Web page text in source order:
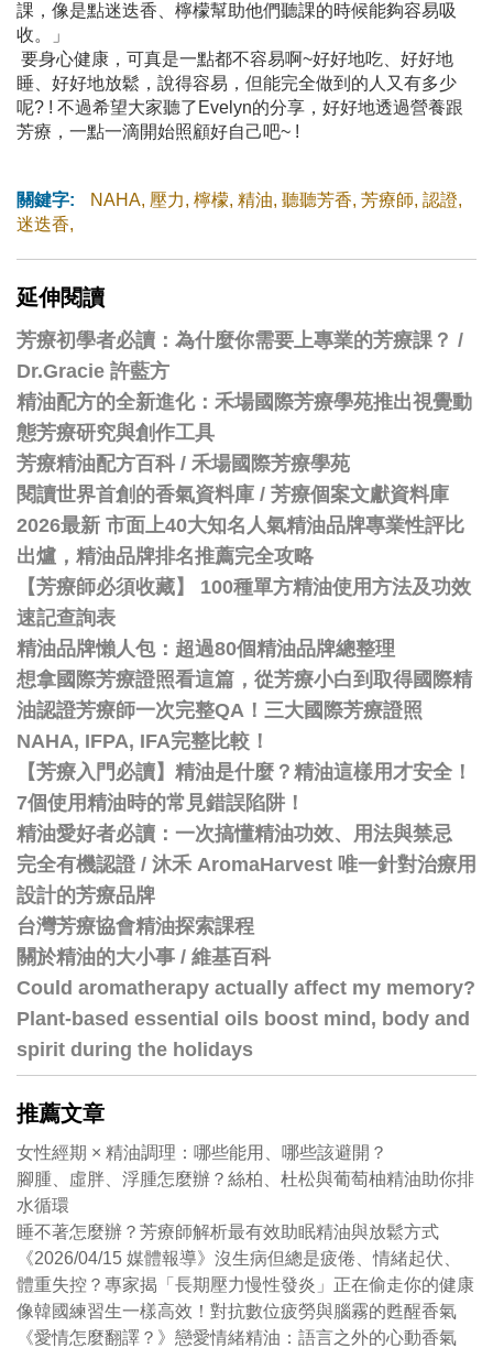
課，像是點迷迭香、檸檬幫助他們聽課的時候能夠容易吸
收。」
要身心健康，可真是一點都不容易啊~好好地吃、好好地
睡、好好地放鬆，說得容易，但能完全做到的人又有多少
呢? ! 不過希望大家聽了Evelyn的分享，好好地透過營養跟
芳療，一點一滴開始照顧好自己吧~ !
關鍵字: NAHA, 壓力, 檸檬, 精油, 聽聽芳香, 芳療師, 認證,
迷迭香,
延伸閱讀
芳療初學者必讀：為什麼你需要上專業的芳療課？ /
Dr.Gracie 許藍方
精油配方的全新進化：禾場國際芳療學苑推出視覺動
態芳療研究與創作工具
芳療精油配方百科 / 禾場國際芳療學苑
閱讀世界首創的香氣資料庫 / 芳療個案文獻資料庫
2026最新 市面上40大知名人氣精油品牌專業性評比
出爐，精油品牌排名推薦完全攻略
【芳療師必須收藏】 100種單方精油使用方法及功效
速記查詢表
精油品牌懶人包：超過80個精油品牌總整理
想拿國際芳療證照看這篇，從芳療小白到取得國際精
油認證芳療師一次完整QA！三大國際芳療證照
NAHA, IFPA, IFA完整比較！
【芳療入門必讀】精油是什麼？精油這樣用才安全！
7個使用精油時的常見錯誤陷阱！
精油愛好者必讀：一次搞懂精油功效、用法與禁忌
完全有機認證 / 沐禾 AromaHarvest 唯一針對治療用
設計的芳療品牌
台灣芳療協會精油探索課程
關於精油的大小事 / 維基百科
Could aromatherapy actually affect my memory?
Plant-based essential oils boost mind, body and
spirit during the holidays
推薦文章
女性經期 × 精油調理：哪些能用、哪些該避開？
腳腫、虛胖、浮腫怎麼辦？絲柏、杜松與葡萄柚精油助你排
水循環
睡不著怎麼辦？芳療師解析最有效助眠精油與放鬆方式
《2026/04/15 媒體報導》沒生病但總是疲倦、情緒起伏、
體重失控？專家揭「長期壓力慢性發炎」正在偷走你的健康
像韓國練習生一樣高效！對抗數位疲勞與腦霧的甦醒香氣
《愛情怎麼翻譯？》戀愛情緒精油：語言之外的心動香氣